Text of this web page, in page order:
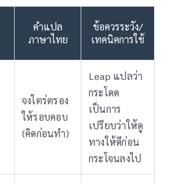
คำแปล
ภาษาไทย
ข้อควรระวัง/
เทคนิคการใช้
จงไตร่ตรอง
ให้รอบคอบ
(คิดก่อนทำ)
Leap แปลว่า
กระโดด
เป็นการ
เปรียบว่าให้ดู
ทางให้ดีก่อน
กระโจนลงไป